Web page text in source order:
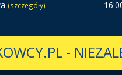
(szczegóły)
-